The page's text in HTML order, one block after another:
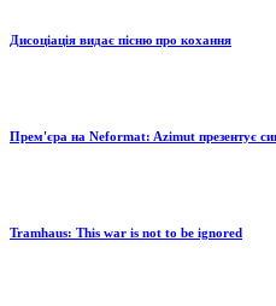
Дисоціація видає пісню про кохання
Прем'єра на Neformat: Azimut презентує
Tramhaus: Тhis war is not to be ignored